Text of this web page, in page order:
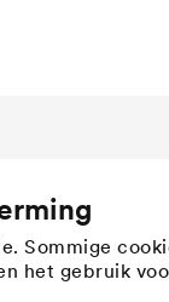
Sommige
het gebruik